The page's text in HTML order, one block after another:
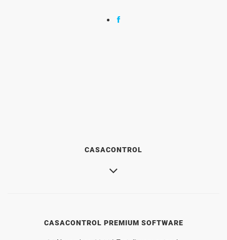
CASACONTROL
CASACONTROL PREMIUM SOFTWARE